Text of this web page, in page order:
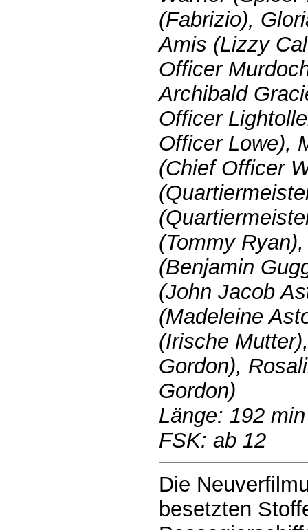
(Fabrizio),
Amis (Lizzy
Officer
Archibald
Officer
Officer Lowe),
(Chief Officer
(Tommy
(Benjamin
(John Jacob
(Madeleine
(Irische
Gordon),
Gordon)
Länge: 192 min
FSK: ab 12
Die
besetzten